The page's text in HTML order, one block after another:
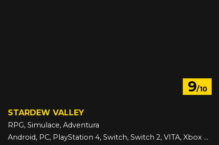
9/10
STARDEW VALLEY
RPG, Simulace, Adventura
Android, PC, PlayStation 4, Switch, Switch 2, VITA, Xbox One, iOS